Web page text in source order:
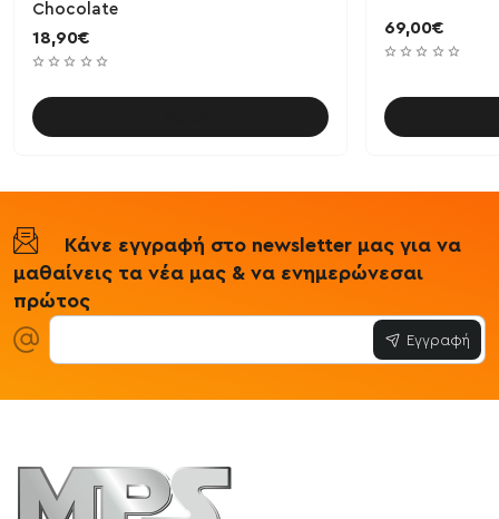
Chocolate
18,90€
69,00€
Κάνε εγγραφή στο newsletter μας για να
μαθαίνεις τα νέα μας & να ενημερώνεσαι
πρώτος
Εγγραφή